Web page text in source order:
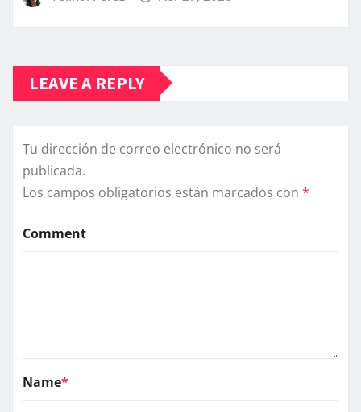
LEAVE A REPLY
Tu dirección de correo electrónico no será
publicada.
Los campos obligatorios están marcados con *
Comment
Name*